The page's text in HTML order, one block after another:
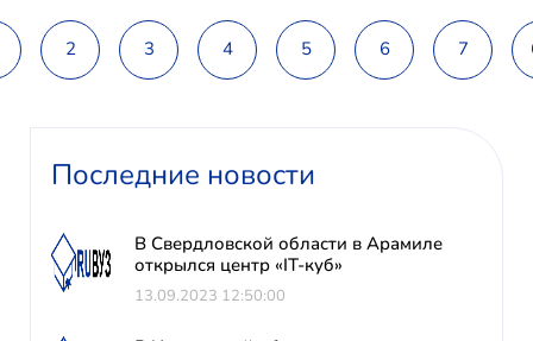
2 3 4 5 6 7
Последние новости
В Свердловской области в Арамиле
открылся центр «IT-куб»
13.09.2023 12:50:00